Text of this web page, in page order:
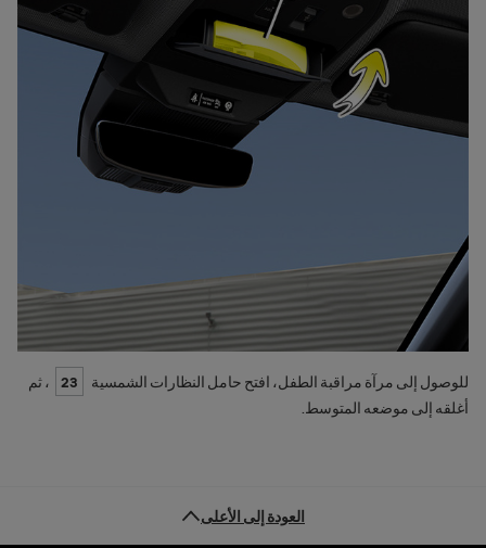
للوصول إلى مرآة مراقبة الطفل، افتح حامل النظارات الشمسية 23
، ثم
أغلقه إلى موضعه المتوسط.
العودة إلى الأعلى